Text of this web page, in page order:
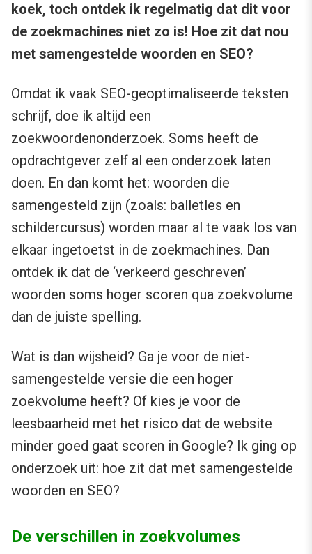
koek, toch ontdek ik regelmatig dat dit voor
de zoekmachines niet zo is! Hoe zit dat nou
met samengestelde woorden en SEO?
Omdat ik vaak SEO-geoptimaliseerde teksten
schrijf, doe ik altijd een
zoekwoordenonderzoek. Soms heeft de
opdrachtgever zelf al een onderzoek laten
doen. En dan komt het: woorden die
samengesteld zijn (zoals: balletles en
schildercursus) worden maar al te vaak los van
elkaar ingetoetst in de zoekmachines. Dan
ontdek ik dat de ‘verkeerd geschreven’
woorden soms hoger scoren qua zoekvolume
dan de juiste spelling.
Wat is dan wijsheid? Ga je voor de niet-
samengestelde versie die een hoger
zoekvolume heeft? Of kies je voor de
leesbaarheid met het risico dat de website
minder goed gaat scoren in Google? Ik ging op
onderzoek uit: hoe zit dat met samengestelde
woorden en SEO?
De verschillen in zoekvolumes